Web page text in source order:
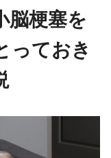
脳梗塞を
っておき